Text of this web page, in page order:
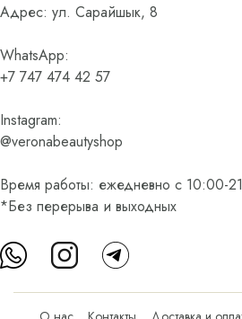
Адрес: ул. Сарайшык, 8
WhatsApp:
+7 747 474 42 57
Instagram:
@veronabeautyshop
Время работы: ежедневно с 10:00-
*Без перерыва и выходных